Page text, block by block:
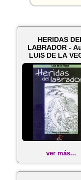
HERIDAS
LABRADOR -
LUIS DE LA
Año 2005
ver más...